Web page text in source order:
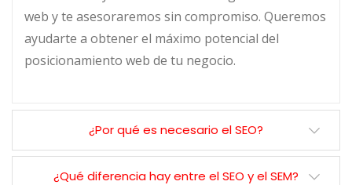
web y te asesoraremos sin compromiso. Queremos
ayudarte a obtener el máximo potencial del
posicionamiento web de tu negocio.
¿Por qué es necesario el SEO?
¿Qué diferencia hay entre el SEO y el SEM?